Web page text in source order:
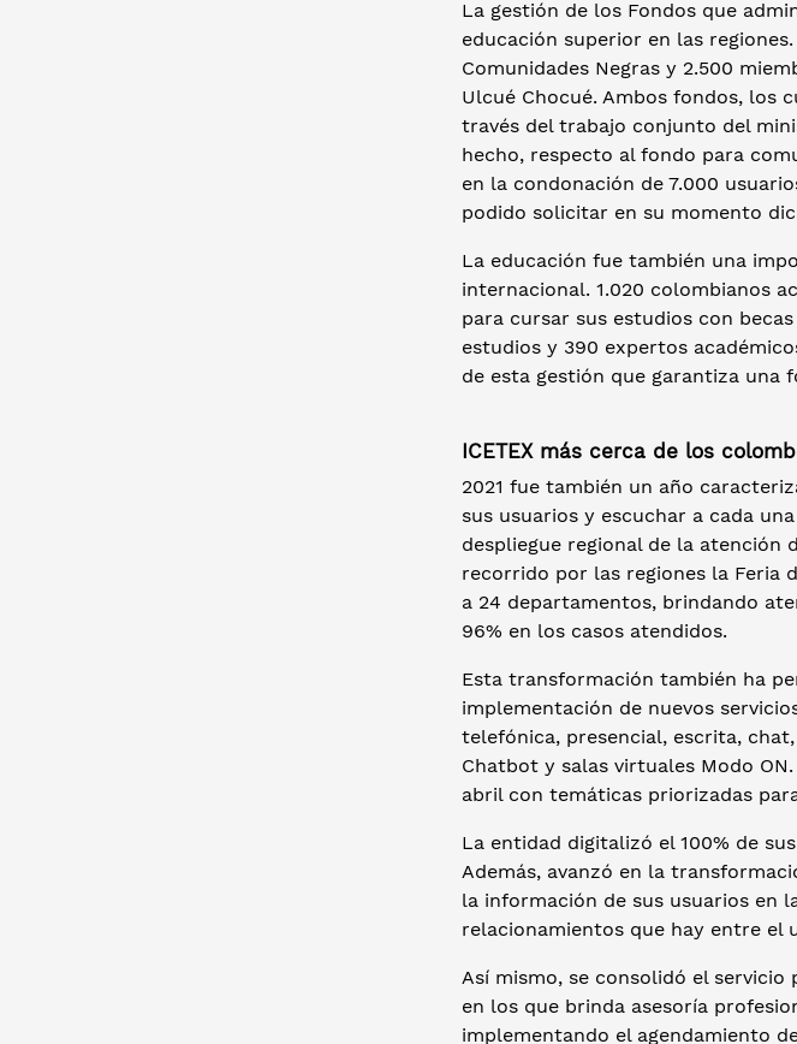
La gestión de los Fondos que
educación superior en las
Comunidades Negras y 2.500
Ulcué Chocué. Ambos fondos, los
través del trabajo conjunto del
hecho, respecto al fondo para
en la condonación de 7.000
podido solicitar en su momento
La educación fue también una
internacional. 1.020 colombianos
para cursar sus estudios con
estudios y 390 expertos
de esta gestión que garantiza una
ICETEX más cerca de los
2021 fue también un año
sus usuarios y escuchar a cada
despliegue regional de la atención
recorrido por las regiones la Feria
a 24 departamentos, brindando
96% en los casos atendidos.
Esta transformación también ha
implementación de nuevos
telefónica, presencial, escrita,
Chatbot y salas virtuales Modo
abril con temáticas priorizadas
La entidad digitalizó el 100% de
Además, avanzó en la
la información de sus usuarios en
relacionamientos que hay entre el
Así mismo, se consolidó el servicio
en los que brinda asesoría
implementando el agendamiento